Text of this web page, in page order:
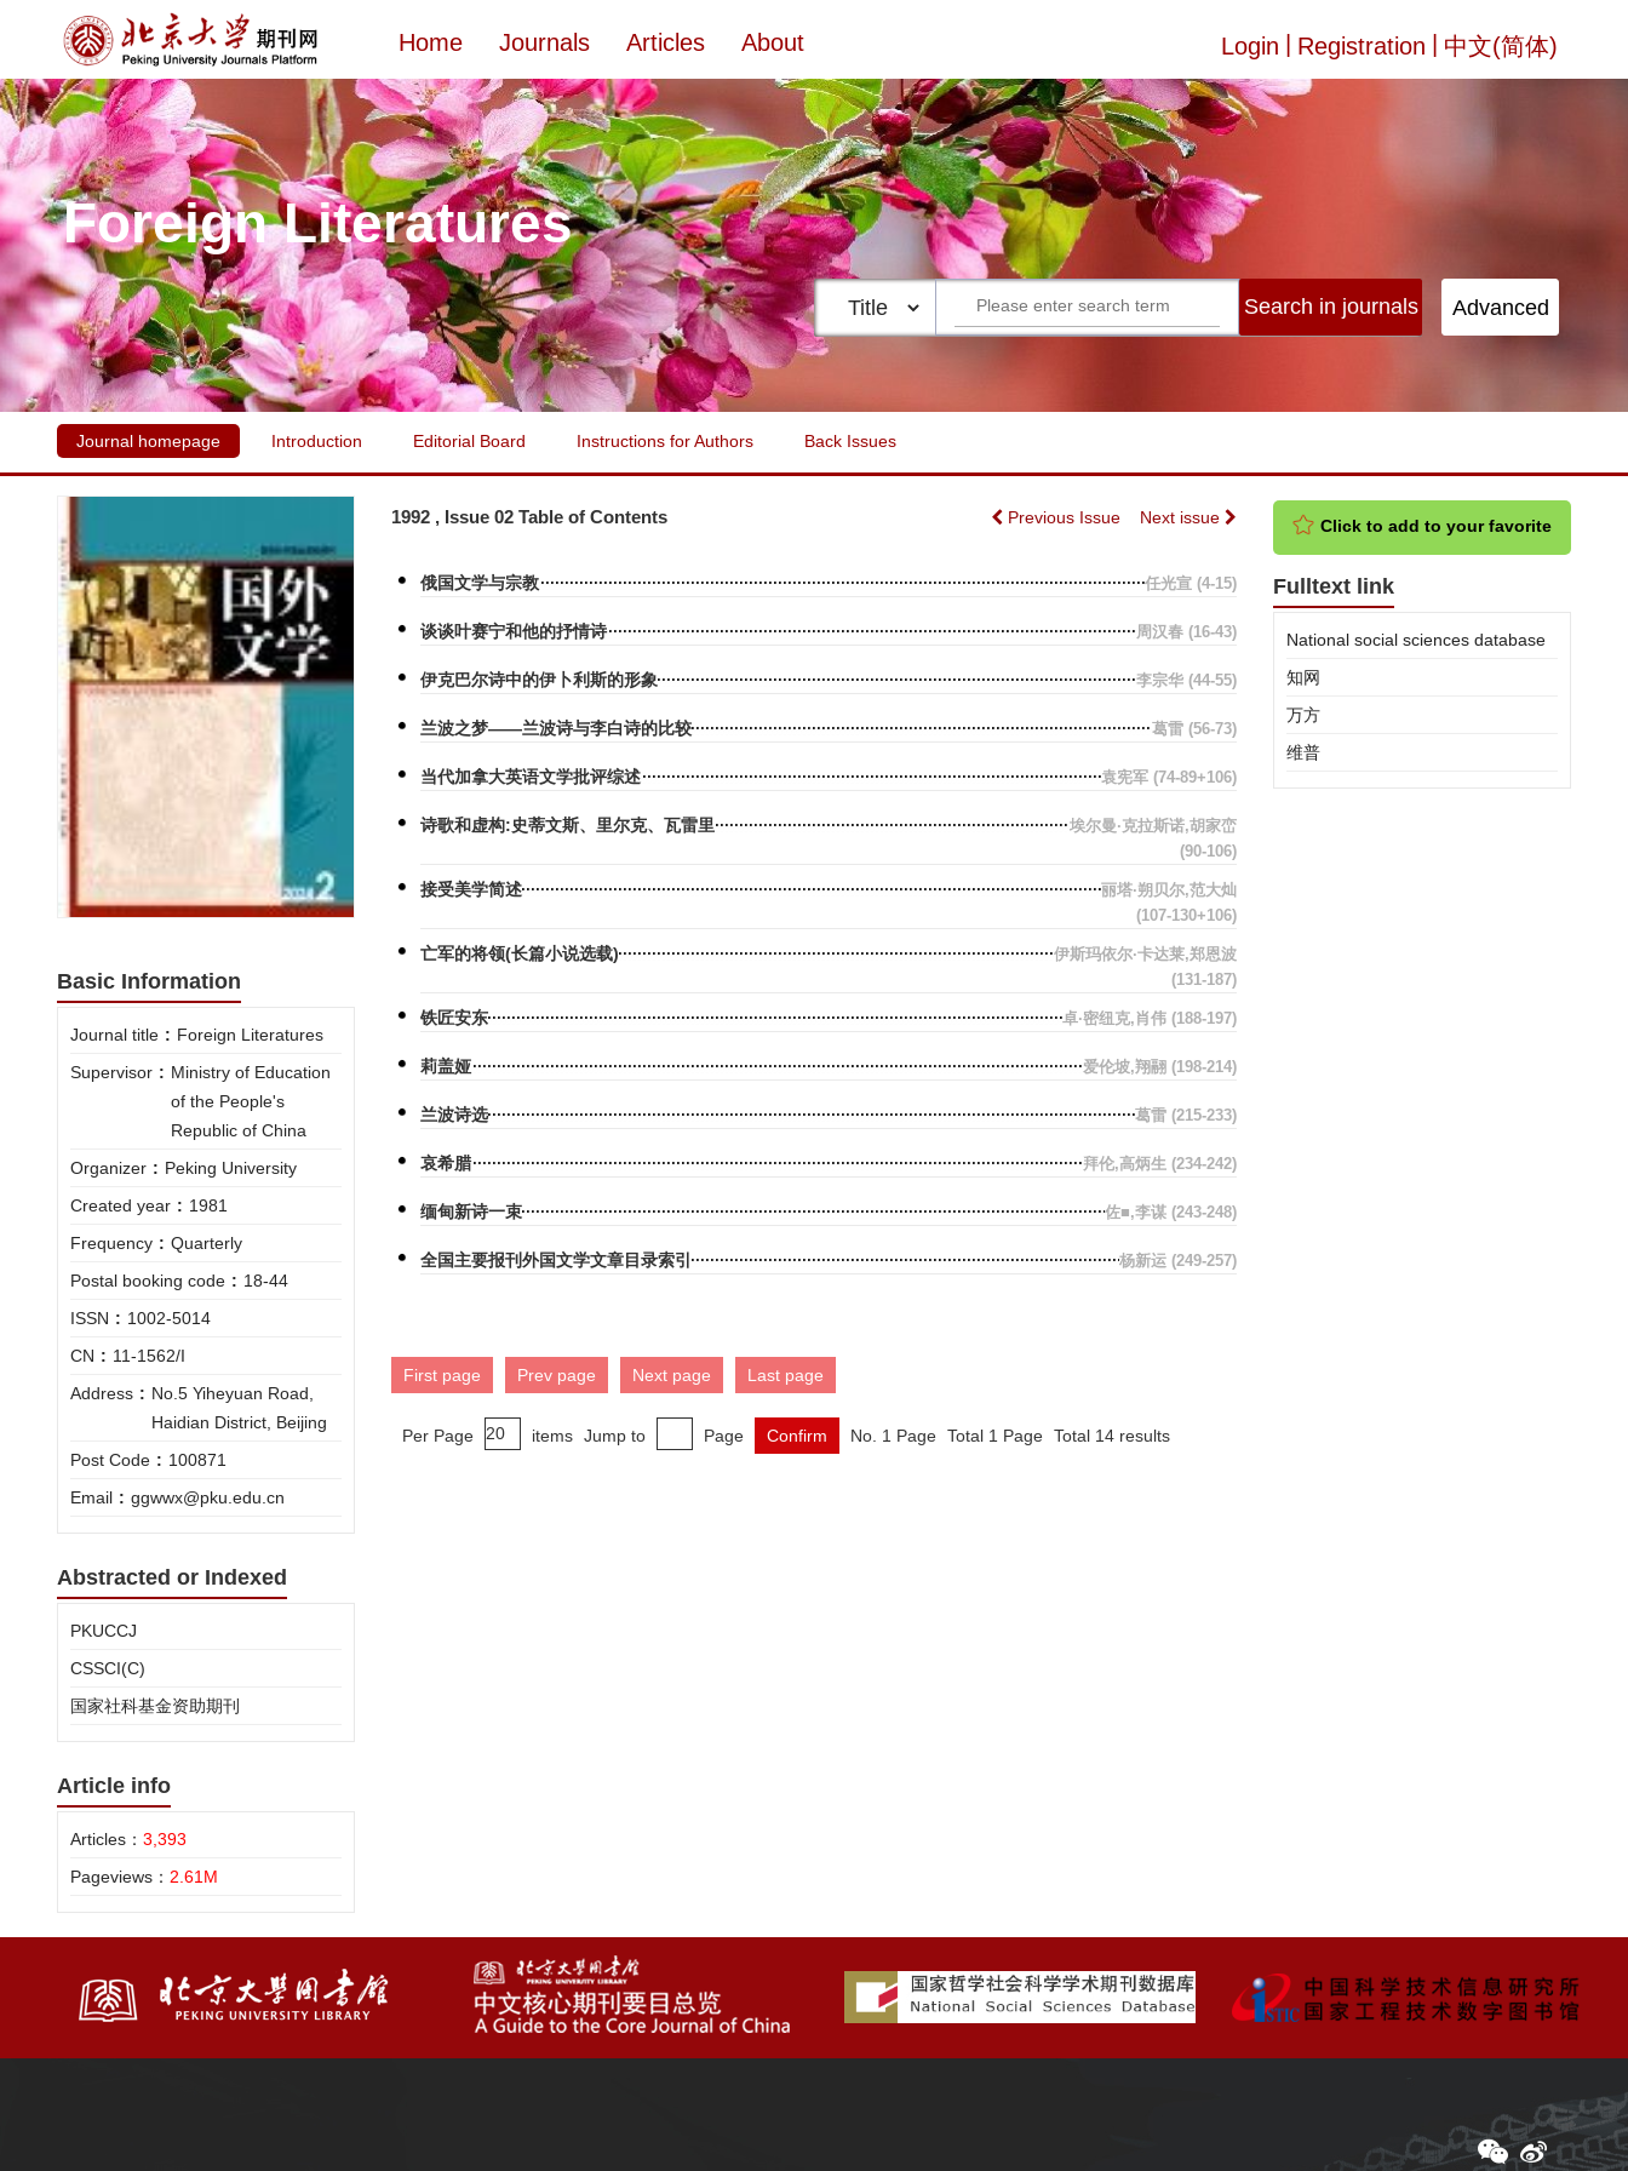
Login Registration 中文(简体)
Home Journals Articles About
Foreign Literatures
Journal homepage Introduction Editorial Board Instructions for Authors Back Issues
Basic Information
Journal title : Foreign Literatures
Supervisor : Ministry of Education
of the People's
Republic of China
Organizer : Peking University
Created year : 1981
Frequency : Quarterly
Postal booking code : 18-44
ISSN : 1002-5014
CN : 11-1562/I
Address : No.5 Yiheyuan Road,
Haidian District, Beijing
Post Code : 100871
Email : ggwwx@pku.edu.cn
Abstracted or Indexed
PKUCCJ
CSSCI(C)
国家社科基金资助期刊
Article info
Articles： 3,393
Pageviews： 2.61M
1992 , Issue 02 Table of Contents Previous Issue Next issue
俄国文学与宗教 任光宣 (4-15)
谈谈叶赛宁和他的抒情诗 周汉春 (16-43)
伊克巴尔诗中的伊卜利斯的形象 李宗华 (44-55)
兰波之梦——兰波诗与李白诗的比较 葛雷 (56-73)
当代加拿大英语文学批评综述 袁宪军 (74-89+106)
诗歌和虚构:史蒂文斯、里尔克、瓦雷里
埃尔曼·克拉斯诺,胡家峦
(90-106)
接受美学简述
丽塔·朔贝尔,范大灿
(107-130+106)
亡军的将领(长篇小说选载)
伊斯玛依尔·卡达莱,郑恩波
(131-187)
铁匠安东 卓·密纽克,肖伟 (188-197)
莉盖娅 爱伦坡,翔翮 (198-214)
兰波诗选 葛雷 (215-233)
哀希腊 拜伦,高炳生 (234-242)
缅甸新诗一束 佐■,李谋 (243-248)
全国主要报刊外国文学文章目录索引 杨新运 (249-257)
First page Prev page Next page Last page
Per Page items Jump to Page Confirm No. 1 Page Total 1 Page Total 14 results
Click to add to your favorite
Fulltext link
National social sciences database
知网
万方
维普